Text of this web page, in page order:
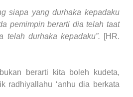
siapa yang durhaka kepadaku
pemimpin berarti dia telah taat
telah durhaka kepadaku”. [HR.
berarti kita boleh kudeta,
radhiyallahu ‘anhu dia berkata